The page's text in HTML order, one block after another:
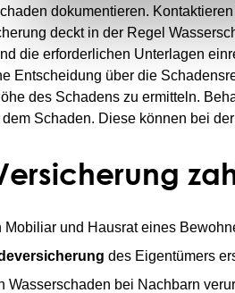
dokumentieren.
deckt in der Regel
die erforderlichen Unterlagen
Entscheidung über die
des Schadens zu ermitteln.
Schaden. Diese können bei
Mobiliar und Hausrat eines
des Eigentümers
Wasserschaden bei Nachbarn